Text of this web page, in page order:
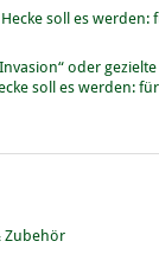
soll es
oder gezielte
soll es werden:
Zubehör